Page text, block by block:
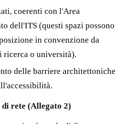
coerenti con l'Area
dell'ITS (questi spazi possono
in convenzione da
ricerca o università).
delle barriere architettoniche
rete (Allegato 2)